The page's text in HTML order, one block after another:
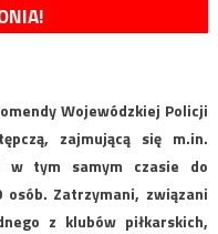
Wojewódzkiej Policji
zajmującą się m.in.
w tym samym czasie do
Zatrzymani, związani
z klubów piłkarskich,